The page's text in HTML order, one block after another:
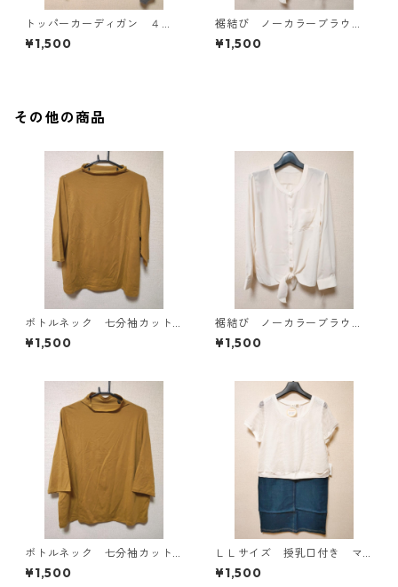
トッパーカーディガン ４
Ｌ グレー KAE-4814
¥1,500
裾結び ノーカラーブラウ
ス ３Ｌ アイボリー KAE-
4813
¥1,500
その他の商品
ボトルネック 七分袖カット
ソー ４Ｌ マスタード KA
E-4817
¥1,500
裾結び ノーカラーブラウ
ス ３Ｌ アイボリー KAE-
4813
¥1,500
ボトルネック 七分袖カット
ソー ４Ｌ マスタード KA
E-4818
¥1,500
ＬＬサイズ 授乳口付き マ
タニティ ドッキングワンピ
ース ホワイト×ブルー KAE
¥1,500